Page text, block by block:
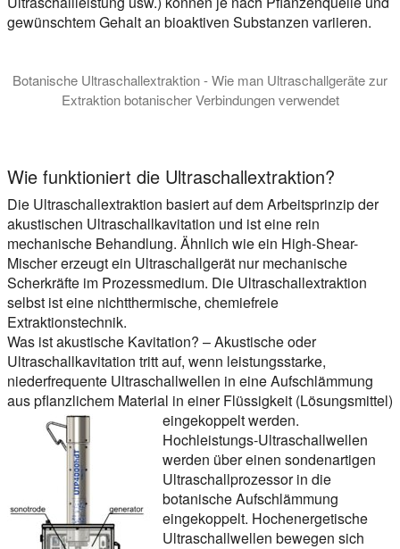
gewünschtem Gehalt an bioaktiven Substanzen variieren.
Botanische Ultraschallextraktion - Wie man Ultraschallgeräte zur
Extraktion botanischer Verbindungen verwendet
Wie funktioniert die Ultraschallextraktion?
Die Ultraschallextraktion basiert auf dem Arbeitsprinzip der
akustischen Ultraschallkavitation und ist eine rein
mechanische Behandlung. Ähnlich wie ein High-Shear-
Mischer erzeugt ein Ultraschallgerät nur mechanische
Scherkräfte im Prozessmedium. Die Ultraschallextraktion
selbst ist eine nichtthermische, chemiefreie
Extraktionstechnik.
Was ist akustische Kavitation? – Akustische oder
Ultraschallkavitation tritt auf, wenn leistungsstarke,
niederfrequente Ultraschallwellen in eine Aufschlämmung
aus pflanzlichem Material in einer Flüssigkeit (Lösungsmittel)
eingekoppelt werden.
Hochleistungs-Ultraschallwellen
werden über einen sondenartigen
Ultraschallprozessor in die
botanische Aufschlämmung
eingekoppelt. Hochenergetische
Ultraschallwellen bewegen sich